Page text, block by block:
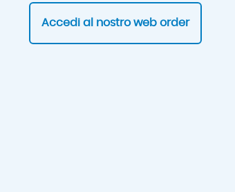
Accedi al nostro web order